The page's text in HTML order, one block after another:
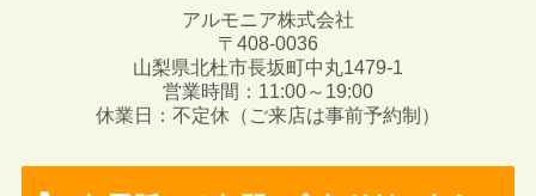
アルモニア株式会社
〒408-0036
山梨県北杜市長坂町中丸1479-1
営業時間：11:00～19:00
休業日：不定休（ご来店は事前予約制）